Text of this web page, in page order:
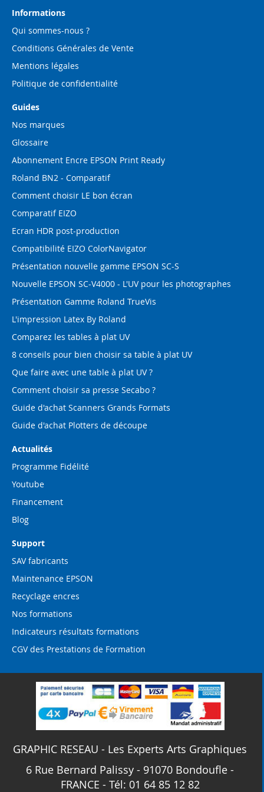
d’information
Informations
Qui sommes-nous ?
Conditions Générales de Vente
Mentions légales
Politique de confidentialité
Guides
Nos marques
Glossaire
Abonnement Encre EPSON Print Ready
Roland BN2 - Comparatif
Comment choisir LE bon écran
Comparatif EIZO
Ecran HDR post-production
Compatibilité EIZO ColorNavigator
Présentation nouvelle gamme EPSON SC-S
Nouvelle EPSON SC-V4000 - L'UV pour les photographes
Présentation Gamme Roland TrueVis
L'impression Latex By Roland
Comparez les tables à plat UV
8 conseils pour bien choisir sa table à plat UV
Que faire avec une table à plat UV ?
Comment choisir sa presse Secabo ?
Guide d'achat Scanners Grands Formats
Guide d'achat Plotters de découpe
Actualités
Programme Fidélité
Youtube
Financement
Blog
Support
SAV fabricants
Maintenance EPSON
Recyclage encres
Nos formations
Indicateurs résultats formations
CGV des Prestations de Formation
GRAPHIC RESEAU - Les Experts Arts Graphiques
6 Rue Bernard Palissy - 91070 Bondoufle -
FRANCE - Tél: 01 64 85 12 82